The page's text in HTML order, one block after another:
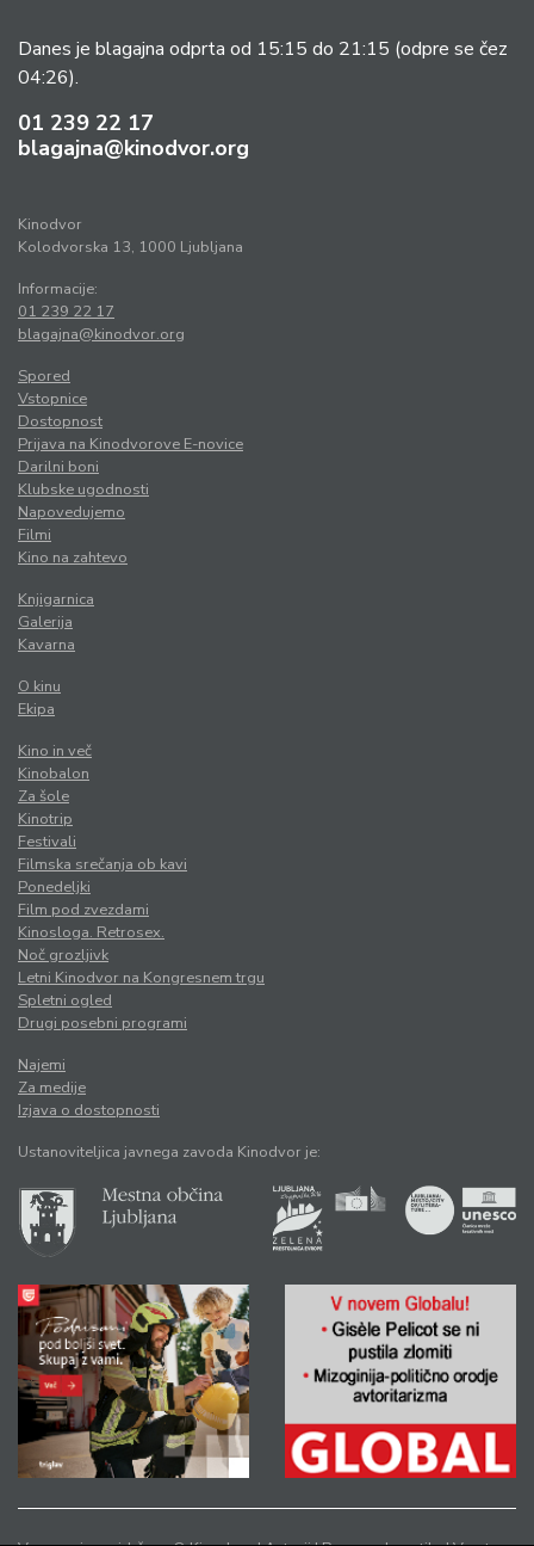
Danes je blagajna odprta od 15:15 do 21:15 (odpre se čez
04:26).
01 239 22 17
blagajna@kinodvor.org
Kinodvor
Kolodvorska 13, 1000 Ljubljana
Informacije:
01 239 22 17
blagajna@kinodvor.org
Spored
Vstopnice
Dostopnost
Prijava na Kinodvorove E-novice
Darilni boni
Klubske ugodnosti
Napovedujemo
Filmi
Kino na zahtevo
Knjigarnica
Galerija
Kavarna
O kinu
Ekipa
Kino in več
Kinobalon
Za šole
Kinotrip
Festivali
Filmska srečanja ob kavi
Ponedeljki
Film pod zvezdami
Kinosloga. Retrosex.
Noč grozljivk
Letni Kinodvor na Kongresnem trgu
Spletni ogled
Drugi posebni programi
Najemi
Za medije
Izjava o dostopnosti
Ustanoviteljica javnega zavoda Kinodvor je: